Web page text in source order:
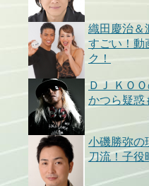
織田慶治＆
すごい！動
ク！
ＤＪ ＫＯ
かつら疑惑
小磯勝弥の
刀流！子役